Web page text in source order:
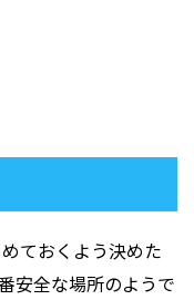
ておくよう決めた
安全な場所のようで